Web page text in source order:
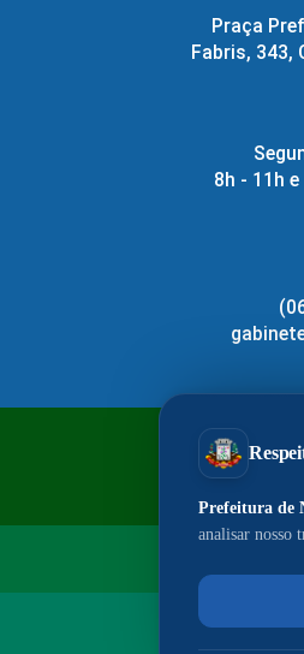
Praça
Fabris, 343,
8h - 11h
© 2026 -